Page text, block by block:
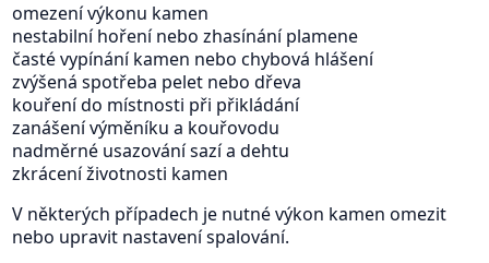
omezení výkonu kamen
nestabilní hoření nebo zhasínání plamene
časté vypínání kamen nebo chybová hlášení
zvýšená spotřeba pelet nebo dřeva
kouření do místnosti při přikládání
zanášení výměníku a kouřovodu
nadměrné usazování sazí a dehtu
zkrácení životnosti kamen
V některých případech je nutné výkon kamen omezit
nebo upravit nastavení spalování.